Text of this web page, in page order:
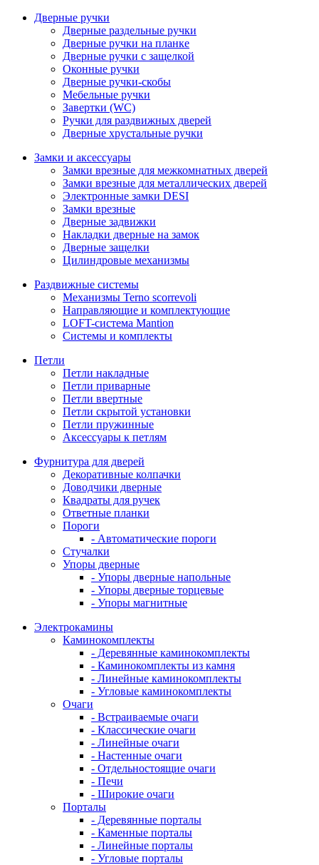
Дверные ручки
Дверные раздельные ручки
Дверные ручки на планке
Дверные ручки с защелкой
Оконные ручки
Дверные ручки-скобы
Мебельные ручки
Завертки (WC)
Ручки для раздвижных дверей
Дверные хрустальные ручки
Замки и аксессуары
Замки врезные для межкомнатных дверей
Замки врезные для металлических дверей
Электронные замки DESI
Замки врезные
Дверные задвижки
Накладки дверные на замок
Дверные защелки
Цилиндровые механизмы
Раздвижные системы
Механизмы Terno scorrevoli
Направляющие и комплектующие
LOFT-cистема Mantion
Системы и комплекты
Петли
Петли накладные
Петли приварные
Петли ввертные
Петли скрытой установки
Петли пружинные
Аксессуары к петлям
Фурнитура для дверей
Декоративные колпачки
Доводчики дверные
Квадраты для ручек
Ответные планки
Пороги
- Автоматические пороги
Стучалки
Упоры дверные
- Упоры дверные напольные
- Упоры дверные торцевые
- Упоры магнитные
Электрокамины
Каминокомплекты
- Деревянные каминокомплекты
- Каминокомплекты из камня
- Линейные каминокомплекты
- Угловые каминокомплекты
Очаги
- Встраиваемые очаги
- Классические очаги
- Линейные очаги
- Настенные очаги
- Отдельностоящие очаги
- Печи
- Широкие очаги
Порталы
- Деревянные порталы
- Каменные порталы
- Линейные порталы
- Угловые порталы